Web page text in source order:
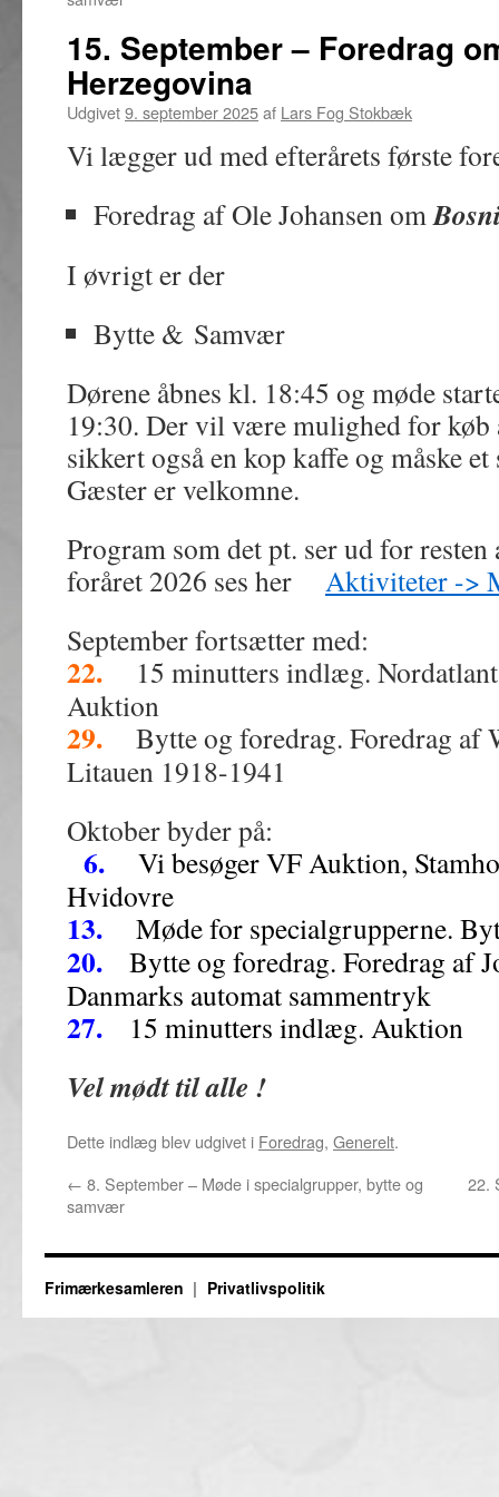
15. September – Foredrag
Herzegovina
Udgivet9. september 2025af Lars Fog Stokbæk
Vi lægger ud med efterårets første
Foredrag af Ole Johansen om
I øvrigt er der
Bytte & Samvær
Dørene åbnes kl. 18:45 og møde
19:30. Der vil være mulighed for
sikkert også en kop kaffe og måske et
Gæster er velkomne.
Program som det pt. ser ud for
foråret 2026 ses her Aktiviteter ->
September fortsætter med:
22. 15 minutters indlæg.
Auktion
29. Bytte og foredrag. Foredrag af
Litauen 1918-1941
Oktober byder på:
6. Vi besøger VF Auktion,
Hvidovre
13. Møde for specialgrupperne.
20. Bytte og foredrag. Foredrag af
Danmarks automat sammentryk
27. 15 minutters indlæg. Auktion
Vel mødt til alle !
Dette indlæg blev udgivet i Foredrag, Generelt.
← 8. September – Møde i specialgrupper, bytte og
samvær
22.
Frimærkesamleren Privatlivspolitik